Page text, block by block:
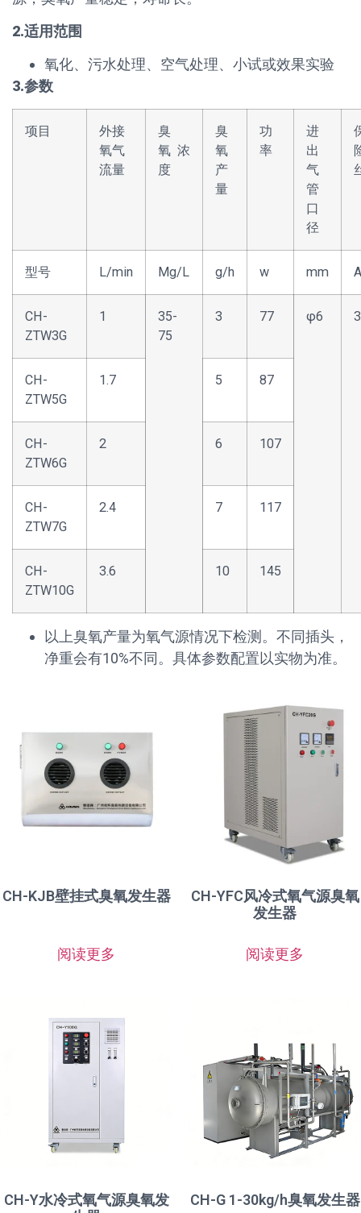
2.适用范围
氧化、污水处理、空气处理、小试或效果实验
3.参数
项目
外接
氧气
流量
臭
氧 浓
度
臭
氧
产
量
功
率
进
出
气
管
口
径
型号 L/min Mg/L g/h w mm A
CH-
ZTW3G
1
35-
75
3 77 φ6 3
CH-
ZTW5G
1.7 5 87
CH-
ZTW6G
2 6 107
CH-
ZTW7G
2.4 7 117
CH-
ZTW10G
3.6 10 145
以上臭氧产量为氧气源情况下检测。不同插头，
净重会有10%不同。具体参数配置以实物为准。
CH-KJB壁挂式臭氧发生器
阅读更多
CH-YFC风冷式氧气源臭氧
发生器
阅读更多
CH-Y水冷式氧气源臭氧发
CH-G 1-30kg/h臭氧发生器